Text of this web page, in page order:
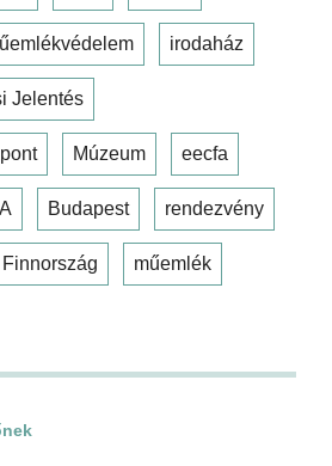
irodaház
Jelentés
Múzeum eecfa
Budapest rendezvény
Finnország műemlék